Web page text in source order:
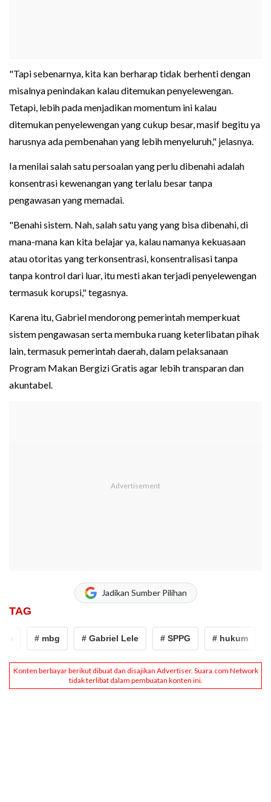
"Tapi sebenarnya, kita kan berharap tidak berhenti dengan
misalnya penindakan kalau ditemukan penyelewengan.
Tetapi, lebih pada menjadikan momentum ini kalau
ditemukan penyelewengan yang cukup besar, masif begitu ya
harusnya ada pembenahan yang lebih menyeluruh," jelasnya.
Ia menilai salah satu persoalan yang perlu dibenahi adalah
konsentrasi kewenangan yang terlalu besar tanpa
pengawasan yang memadai.
"Benahi sistem. Nah, salah satu yang yang bisa dibenahi, di
mana-mana kan kita belajar ya, kalau namanya kekuasaan
atau otoritas yang terkonsentrasi, konsentralisasi tanpa
tanpa kontrol dari luar, itu mesti akan terjadi penyelewengan
termasuk korupsi," tegasnya.
Karena itu, Gabriel mendorong pemerintah memperkuat
sistem pengawasan serta membuka ruang keterlibatan pihak
lain, termasuk pemerintah daerah, dalam pelaksanaan
Program Makan Bergizi Gratis agar lebih transparan dan
akuntabel.
Jadikan Sumber Pilihan
TAG
# mbg # Gabriel Lele # SPPG # hukum